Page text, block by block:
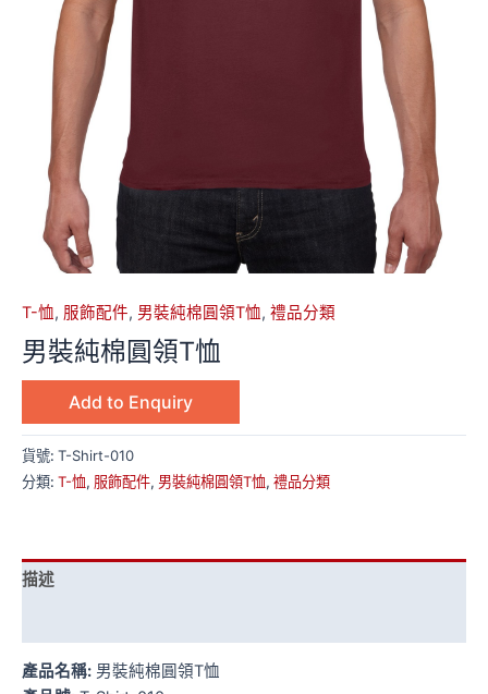
T-恤, 服飾配件, 男裝純棉圓領T恤, 禮品分類
男裝純棉圓領T恤
Add to Enquiry
貨號: T-Shirt-010
分類: T-恤, 服飾配件, 男裝純棉圓領T恤, 禮品分類
描述
產品名稱: 男裝純棉圓領T恤